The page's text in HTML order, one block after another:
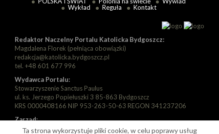
Wykład
Reguła Kontakt
Redaktor Naczelny Portalu Katolicka Bydgoszcz:
Magdalena Florek (pełniąca obowiązki)
redakcja@katolicka.bydgoszcz.pl
tel. +48 601 677 996
Wydawca Portalu:
Stowarzyszenie Sanctus Paulus
ul. ks. Jerzego Popiełuszki 3 85-863 Bydgoszcz
KRS 0000408166 NIP 953-263-50-63 REGON 341237206
Zarząd:
Prezes: Piotr Florek
Ta strona wykorzystuje pliki cookie, w celu poprawy usług